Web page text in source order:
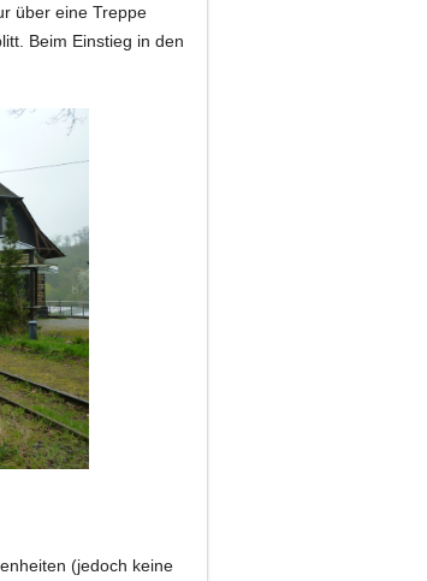
über eine Treppe
Beim Einstieg in den
(jedoch keine